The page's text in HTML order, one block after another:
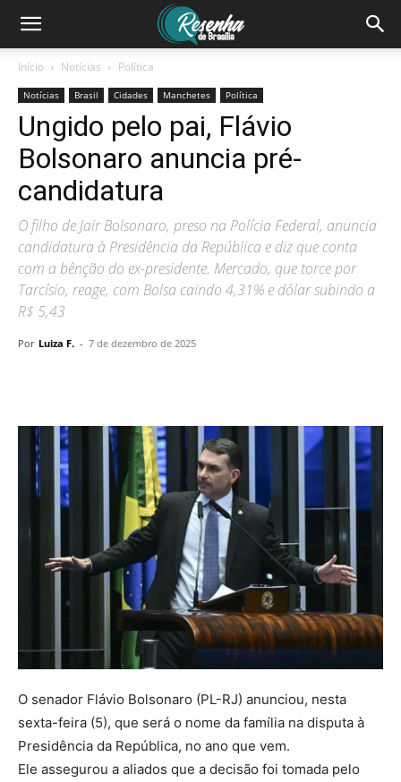
Início Notícias Política
Notícias Brasil Cidades Manchetes Política
Ungido pelo pai, Flávio
Bolsonaro anuncia pré-
candidatura
O filho de Jair Bolsonaro, preso na Polícia Federal, anuncia
candidatura à Presidência da República e diz que conta
com a bênção do ex-presidente. Mercado, que torce por
Tarcísio, reage, com Bolsa caindo 4,31% e dólar subindo a
R$ 5,43
Por Luiza F. - 7 de dezembro de 2025
O senador Flávio Bolsonaro (PL-RJ) anunciou, nesta
sexta-feira (5), que será o nome da família na disputa à
Presidência da República, no ano que vem.
Ele assegurou a aliados que a decisão foi tomada pelo